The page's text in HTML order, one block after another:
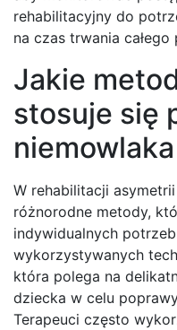
rehabilitacyjny do
na czas trwania całego
Jakie
stosuje się
niemowlaka
W rehabilitacji
różnorodne metody,
indywidualnych
wykorzystywanych
która polega na
dziecka w celu
Terapeuci często